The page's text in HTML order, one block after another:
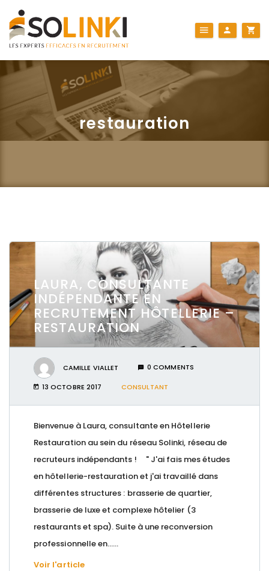
restauration
LAURA, CONSULTANTE
INDÉPENDANTE EN
RECRUTEMENT HÔTELLERIE –
RESTAURATION
CAMILLE VIALLET 0 COMMENTS
13 OCTOBRE 2017 CONSULTANT
Bienvenue à Laura, consultante en Hôtellerie
Restauration au sein du réseau Solinki, réseau de
recruteurs indépendants ! " J'ai fais mes études
en hôtellerie-restauration et j'ai travaillé dans
différentes structures : brasserie de quartier,
brasserie de luxe et complexe hôtelier (3
restaurants et spa). Suite à une reconversion
professionnelle en…...
Voir l'article